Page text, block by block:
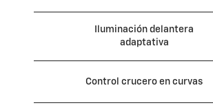
Iluminación delantera
adaptativa
Control crucero en curvas